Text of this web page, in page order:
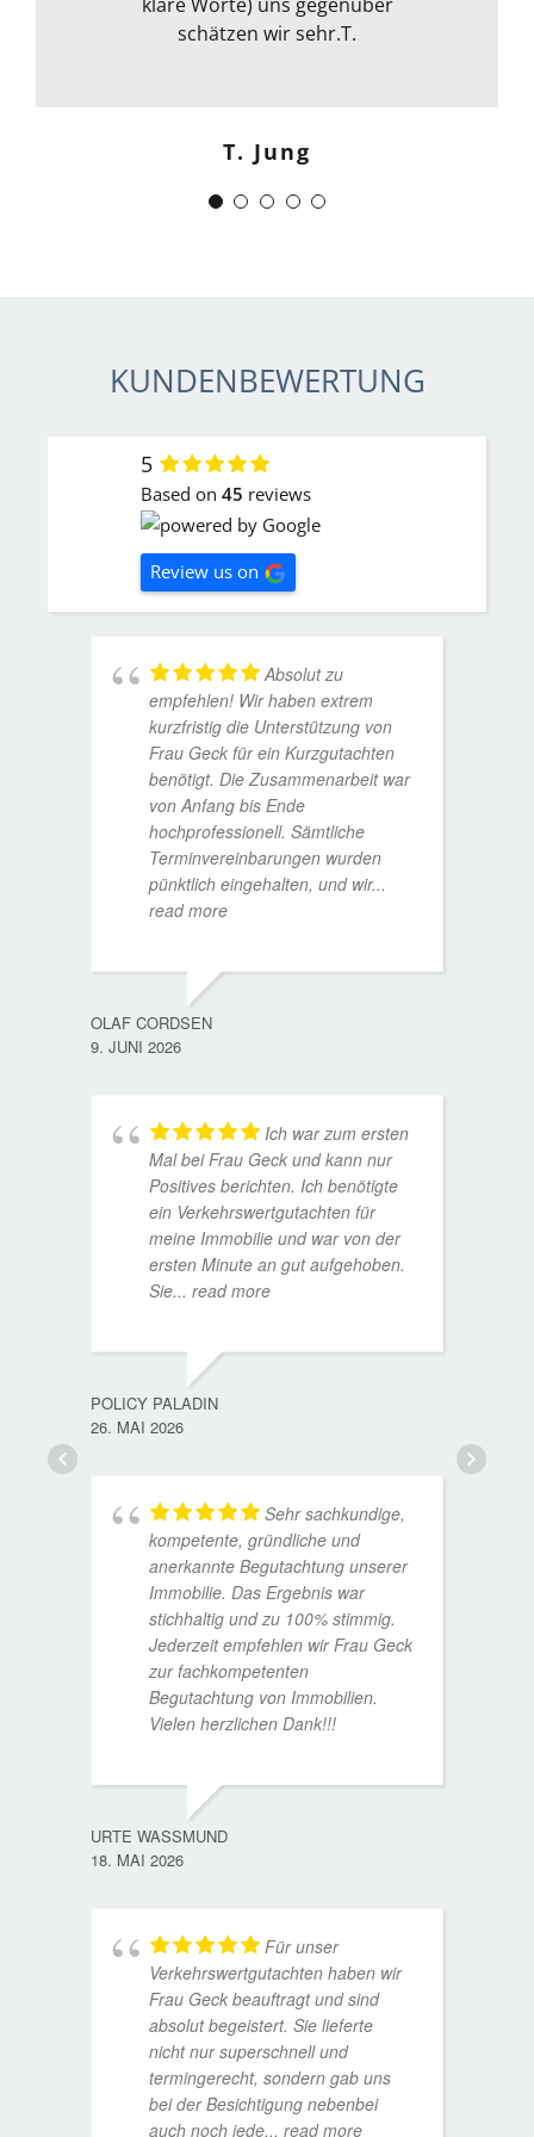
schätzen wir sehr.T.
T. Jung
weiterempfehlen. Weiter so !
J. Schwaber
KUNDENBEWERTUNG
5
Based on 45 reviews
Review us on
Absolut zu
empfehlen! Wir haben extrem
kurzfristig die Unterstützung von
Frau Geck für ein Kurzgutachten
benötigt. Die Zusammenarbeit war
von Anfang bis Ende
hochprofessionell. Sämtliche
Terminvereinbarungen wurden
pünktlich eingehalten, und wir...
read more
OLAF CORDSEN
9. JUNI 2026
Ich war zum ersten
Mal bei Frau Geck und kann nur
Positives berichten. Ich benötigte
ein Verkehrswertgutachten für
meine Immobilie und war von der
ersten Minute an gut aufgehoben.
Sie... read more
POLICY PALADIN
26. MAI 2026
Sehr sachkundige,
kompetente, gründliche und
anerkannte Begutachtung unserer
Immobilie. Das Ergebnis war
stichhaltig und zu 100% stimmig.
Jederzeit empfehlen wir Frau Geck
zur fachkompetenten
Begutachtung von Immobilien.
Vielen herzlichen Dank!!!
URTE WASSMUND
18. MAI 2026
Für unser
Verkehrswertgutachten haben wir
Frau Geck beauftragt und sind
absolut begeistert. Sie lieferte
nicht nur superschnell und
termingerecht, sondern gab uns
bei der Besichtigung nebenbei
auch noch jede... read more